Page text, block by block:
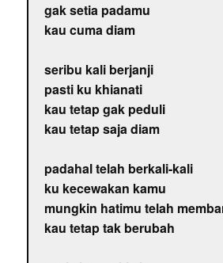
gak setia padamu
kau cuma diam
seribu kali berjanji
pasti ku khianati
kau tetap gak peduli
kau tetap saja diam
padahal telah berkali-kali
ku kecewakan kamu
mungkin hatimu telah
kau tetap tak berubah